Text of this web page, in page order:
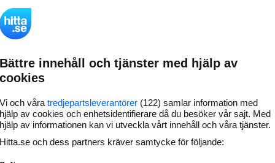
hitta.se och syns bättre mot kunder i ditt närområde. Helt
kostnadsfritt.
Uppdatera din
företagsinformation
Svara på och hantera dina
Gå vidare
Bättre innehåll och tjänster med hjälp av
cookies
Vi och våra tredjepartsleverantörer (122) samlar information med
hjälp av cookies och enhetsidentifierare då du besöker vår sajt. Med
hjälp av informationen kan vi utveckla vårt innehåll och våra tjänster.
Hitta.se och dess partners kräver samtycke för följande: